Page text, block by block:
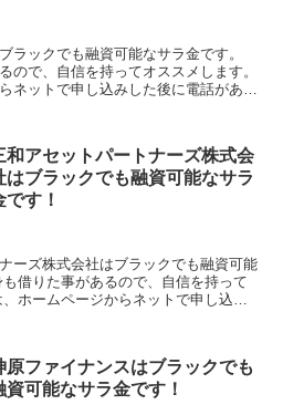
ラックでも融資可能なサラ金です。
ので、自信を持ってオススメします。
ネットで申し込みした後に電話があ
和アセットパートナーズ株式会
はブラックでも融資可能なサラ
です！
ーズ株式会社はブラックでも融資可能
借りた事があるので、自信を持って
ホームページからネットで申し込み
原ファイナンスはブラックでも
資可能なサラ金です！